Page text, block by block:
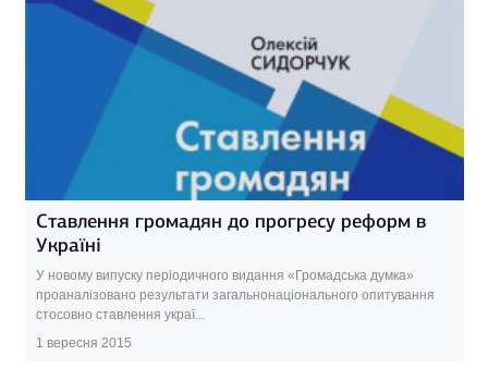
Ставлення громадян до прогресу реформ в
Україні
У новому випуску періодичного видання «Громадська думка»
проаналізовано результати загальнонаціонального опитування
стосовно ставлення украї...
1 вересня 2015